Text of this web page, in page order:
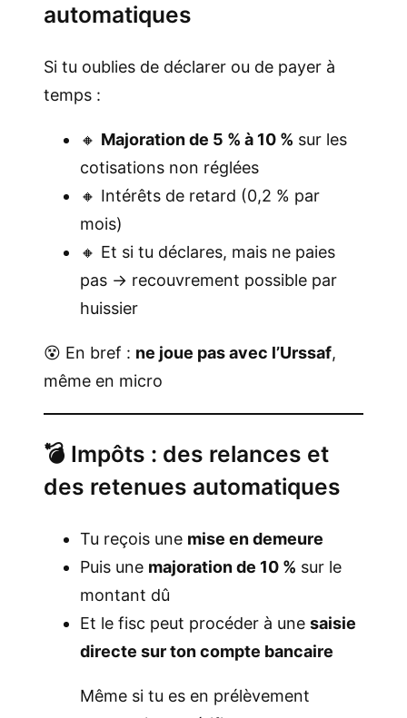
automatiques
Si tu oublies de déclarer ou de payer à
temps :
🔸 Majoration de 5 % à 10 % sur les
cotisations non réglées
🔸 Intérêts de retard (0,2 % par
mois)
🔸 Et si tu déclares, mais ne paies
pas → recouvrement possible par
huissier
😵 En bref : ne joue pas avec l’Urssaf,
même en micro
💣 Impôts : des relances et
des retenues automatiques
Tu reçois une mise en demeure
Puis une majoration de 10 % sur le
montant dû
Et le fisc peut procéder à une saisie
directe sur ton compte bancaire
Même si tu es en prélèvement